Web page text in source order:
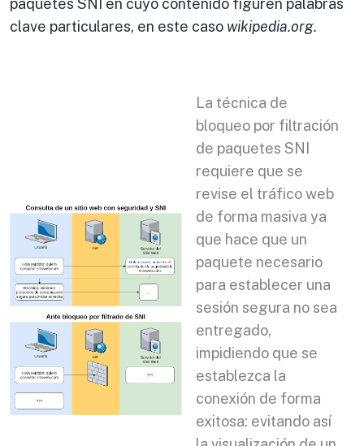
paquetes SNI en cuyo contenido figuren palabras
clave particulares, en este caso wikipedia.org.
La técnica de
bloqueo por filtración
de paquetes SNI
requiere que se
revise el tráfico web
de forma masiva ya
que hace que un
paquete necesario
para establecer una
sesión segura no sea
entregado,
impidiendo que se
establezca la
conexión de forma
exitosa: evitando así